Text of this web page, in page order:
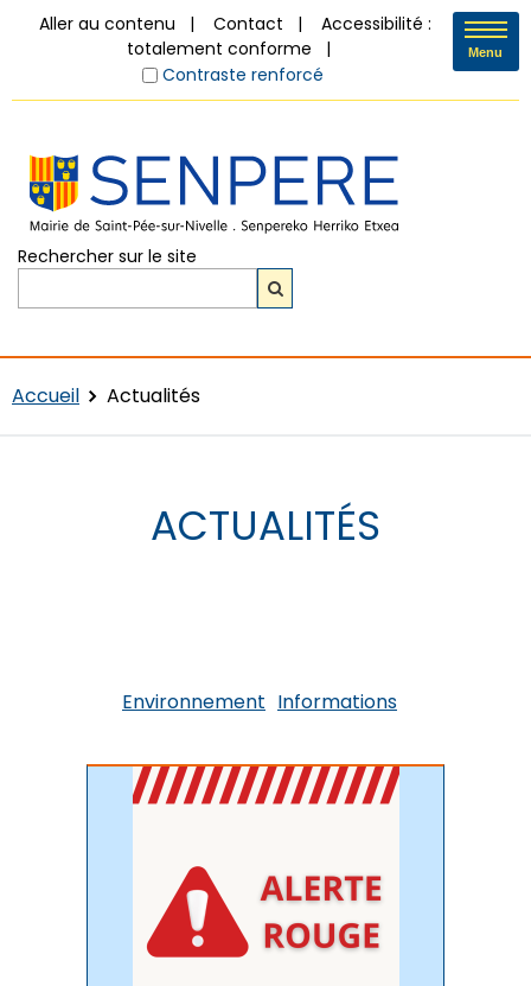
Aller au contenu Contact
Accessibilité :
totalement conforme
Contraste renforcé
Rechercher sur le site
Menu
Accueil Actualités
ACTUALITÉS
Environnement Informations